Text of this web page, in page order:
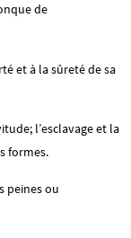
de
et à la sûreté de sa
l’esclavage et la
formes.
peines ou